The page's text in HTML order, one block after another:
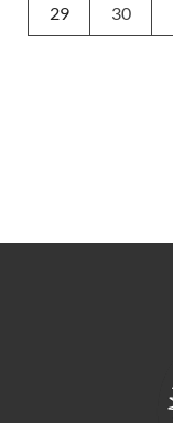
29 30